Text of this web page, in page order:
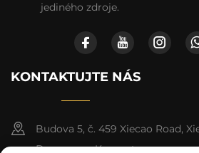
jediného zdroje.
KONTAKTUJTE NÁS
Budova 5, č. 459 Xiecao Road,
Dongguan, Kuang-tung